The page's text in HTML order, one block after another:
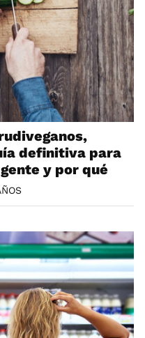
definitiva para
y por qué